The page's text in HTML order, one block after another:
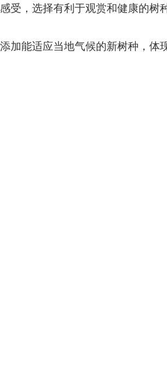
，选择有利于观赏和健康的树
能适应当地气候的新树种，体